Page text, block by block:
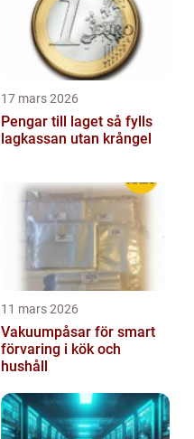
17 mars 2026
Pengar till laget så fylls
lagkassan utan krångel
11 mars 2026
Vakuumpåsar för smart
förvaring i kök och
hushåll